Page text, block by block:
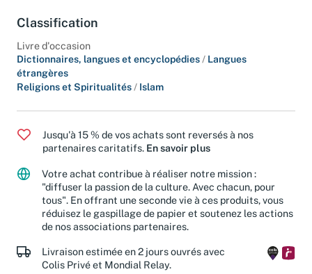
Classification
Livre d'occasion
Dictionnaires, langues et encyclopédies / Langues
étrangères
Religions et Spiritualités / Islam
Jusqu'à 15 % de vos achats sont reversés à nos
partenaires caritatifs. En savoir plus
Votre achat contribue à réaliser notre mission :
"diffuser la passion de la culture. Avec chacun, pour
tous". En offrant une seconde vie à ces produits, vous
réduisez le gaspillage de papier et soutenez les actions
de nos associations partenaires.
Livraison estimée en 2 jours ouvrés avec
Colis Privé et Mondial Relay.